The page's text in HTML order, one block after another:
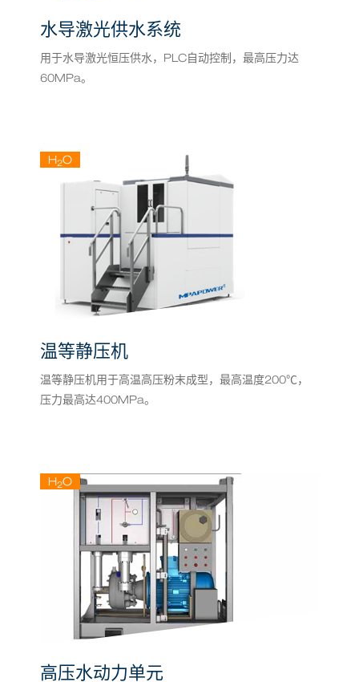
水导激光供水系统
用于水导激光恒压供水，PLC自动控制，最高压力达
60MPa。
H2O
温等静压机
温等静压机用于高温高压粉末成型，最高温度200℃，
压力最高达400MPa。
H2O
高压水动力单元